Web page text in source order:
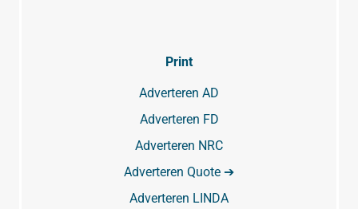
Print
Adverteren AD
Adverteren FD
Adverteren NRC
Adverteren Quote ➔
Adverteren LINDA